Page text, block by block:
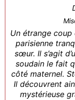
Un étrange coup
parisienne
sœur. Il s’agit
soudain le fait
côté maternel.
Il découvrent
mystérieuse